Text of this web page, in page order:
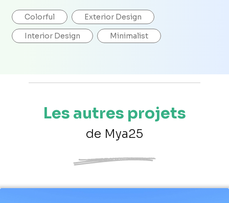
Colorful Exterior Design
Interior Design Minimalist
Les autres projets
de Mya25